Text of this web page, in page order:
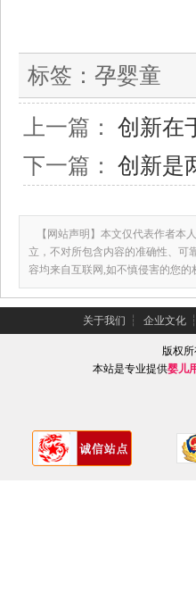
标签： 孕婴童
上一篇： 创新在
下一篇： 创新是
【网站声明】本文仅代表作者本
立，不对所包含内容的准确性、可
容均来自互联网,如不慎侵害的您的
关于我们 ┆ 企业文化 ┆
版权
本站是专业提供婴儿